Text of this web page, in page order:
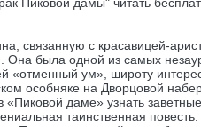
связанную с красавицей-
была одной из самых
ум», широту
особняке на Дворцовой
даме» узнать
таинственная повесть.